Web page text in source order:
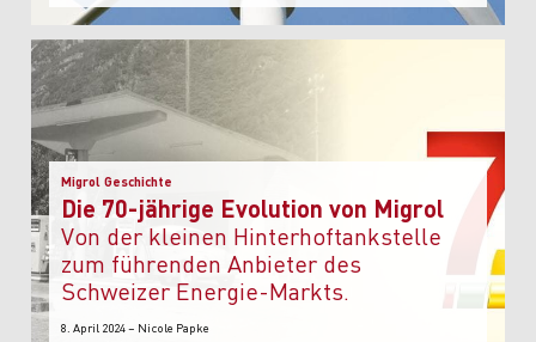
Migrol Geschichte
Die 70-jährige Evolution von Migrol
Von der kleinen Hinterhoftankstelle
zum führenden Anbieter des
Schweizer Energie-Markts.
8. April 2024 – Nicole Papke